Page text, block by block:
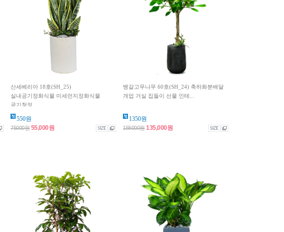
산세베리아 18호(SH_25)
실내공기정화식물 미세먼지정화식물
공기청정...
550원
75000원 55,000원
뱅갈고무나무 60호(SH_24) 축하화분배달
개업 거실 집들이 선물 인테...
1350원
155000원135,000원